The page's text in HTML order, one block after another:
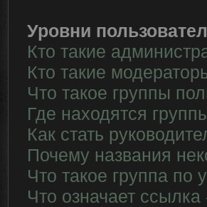
Уровни
Кто такие
Кто такие
Что такое группы
Где находятся
Как стать
Почему названия
Что такое группа по
Что означает